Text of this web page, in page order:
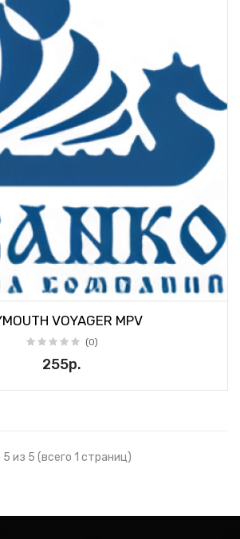
VOYAGER MPV
(0)
255р.
5 из 5 (всего 1 страниц)